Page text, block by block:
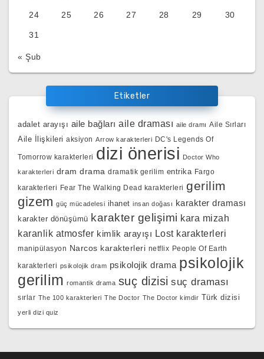
24 25 26 27 28 29 30
31
« Şub
Etiketler
adalet arayışı aile bağları aile draması aile dramı Aile Sırları
Aile İlişkileri aksiyon Arrow karakterleri DC's Legends Of
Tomorrow karakterleri dizi önerisi Doctor Who
karakterleri dram drama dramatik gerilim entrika Fargo
karakterleri Fear The Walking Dead karakterleri gerilim
gizem güç mücadelesi ihanet insan doğası karakter draması
karakter dönüşümü karakter gelişimi kara mizah
karanlik atmosfer kimlik arayışı Lost karakterleri
manipülasyon Narcos karakterleri netflix People Of Earth
karakterleri psikolojik dram psikolojik drama psikolojik
gerilim romantik drama suç dizisi suç draması
sırlar The 100 karakterleri The Doctor The Doctor kimdir Türk dizisi
yerli dizi quiz